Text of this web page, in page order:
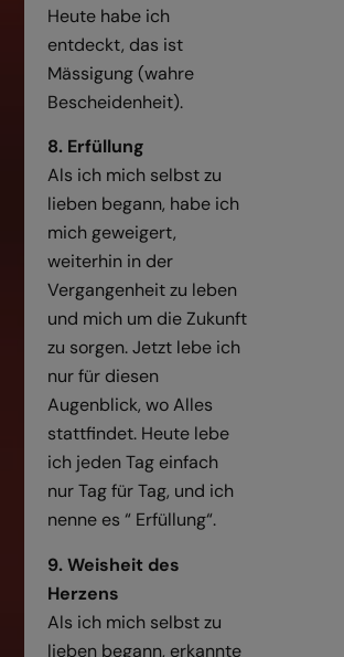
Heute habe ich
entdeckt, das ist
Mässigung (wahre
Bescheidenheit).
8. Erfüllung
Als ich mich selbst zu
lieben begann, habe ich
mich geweigert,
weiterhin in der
Vergangenheit zu leben
und mich um die Zukunft
zu sorgen. Jetzt lebe ich
nur für diesen
Augenblick, wo Alles
stattfindet. Heute lebe
ich jeden Tag einfach
nur Tag für Tag, und ich
nenne es “ Erfüllung“.
9. Weisheit des
Herzens
Als ich mich selbst zu
lieben begann, erkannte